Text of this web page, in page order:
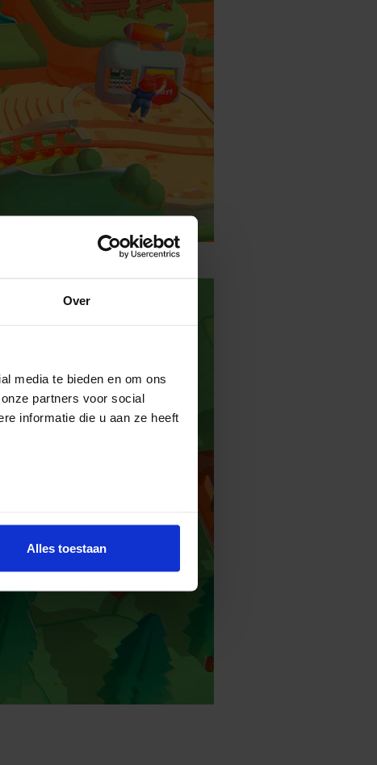
Over
media te bieden en om ons
partners voor social
informatie die u aan ze heeft
Alles toestaan